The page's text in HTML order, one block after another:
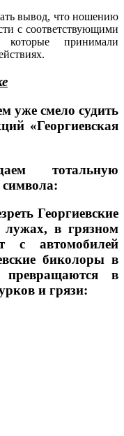
вывод, что ношению
с соответствующими
которые принимали
уже смело судить
«Георгиевская
тотальную
:
Георгиевские
лужах, в грязном
с автомобилей
биколоры в
превращаются в
и грязи: